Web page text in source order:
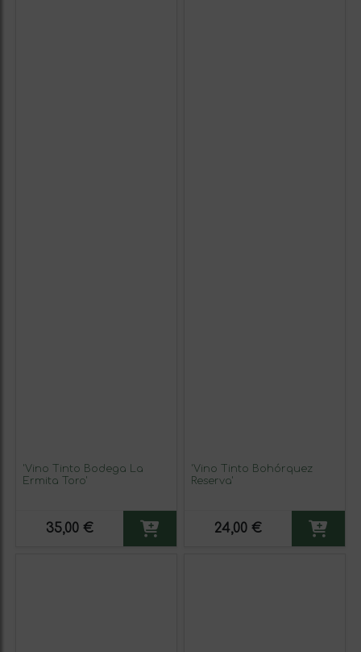
'Vino Tinto Bodega La
Ermita Toro'
35,00 €
'Vino Tinto Bohórquez
Reserva'
24,00 €